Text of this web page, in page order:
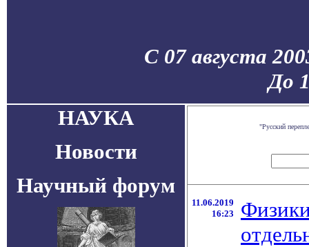
С 07 августа
До
НАУКА
Новости
Научный форум
"Русский
11.06.2019
16:23